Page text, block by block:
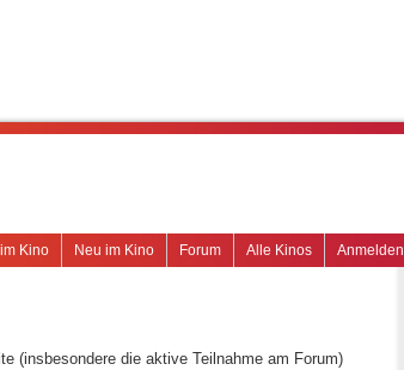
Anmelden
Alle Kinos
Forum
Neu im Kino
Kino
(insbesondere die aktive Teilnahme am Forum)